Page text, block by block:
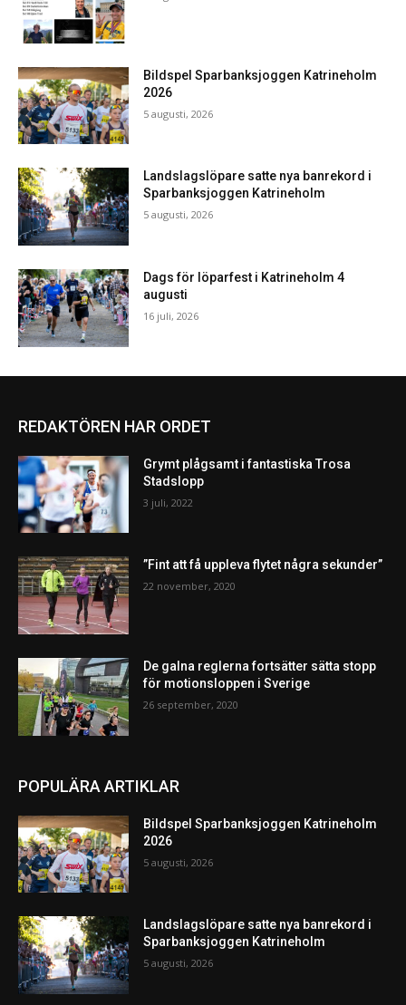
Bildspel Sparbanksjoggen Katrineholm
2026
5 augusti, 2026
Landslagslöpare satte nya banrekord i
Sparbanksjoggen Katrineholm
5 augusti, 2026
Dags för löparfest i Katrineholm 4
augusti
16 juli, 2026
REDAKTÖREN HAR ORDET
Grymt plågsamt i fantastiska Trosa
Stadslopp
3 juli, 2022
”Fint att få uppleva flytet några sekunder”
22 november, 2020
De galna reglerna fortsätter sätta stopp
för motionsloppen i Sverige
26 september, 2020
POPULÄRA ARTIKLAR
Bildspel Sparbanksjoggen Katrineholm
2026
5 augusti, 2026
Landslagslöpare satte nya banrekord i
Sparbanksjoggen Katrineholm
5 augusti, 2026